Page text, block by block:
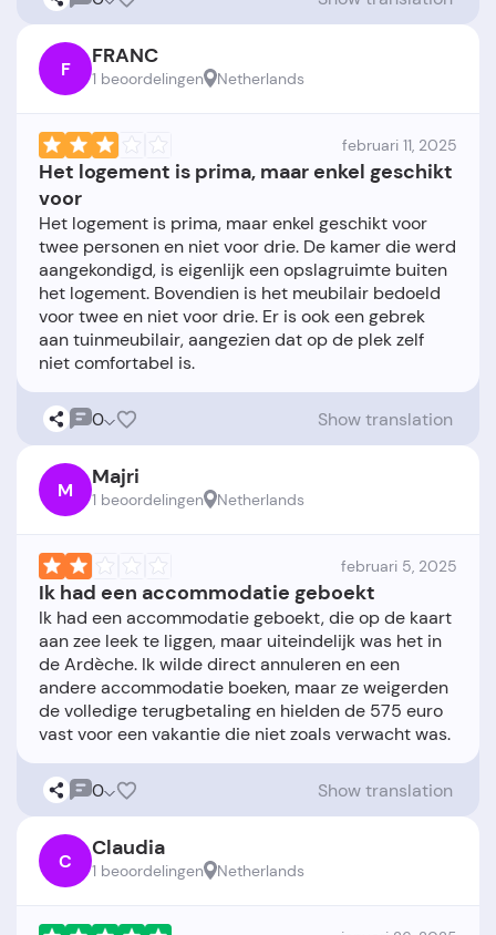
F FRANC
1 beoordelingen Netherlands
februari 11, 2025
Het logement is prima, maar enkel geschikt
voor
Het logement is prima, maar enkel geschikt voor
twee personen en niet voor drie. De kamer die werd
aangekondigd, is eigenlijk een opslagruimte buiten
het logement. Bovendien is het meubilair bedoeld
voor twee en niet voor drie. Er is ook een gebrek
aan tuinmeubilair, aangezien dat op de plek zelf
0 Show translation
M Majri
1 beoordelingen Netherlands
februari 5, 2025
Ik had een accommodatie geboekt
Ik had een accommodatie geboekt, die op de kaart
aan zee leek te liggen, maar uiteindelijk was het in
de Ardèche. Ik wilde direct annuleren en een
andere accommodatie boeken, maar ze weigerden
de volledige terugbetaling en hielden de 575 euro
0 Show translation
C Claudia
1 beoordelingen Netherlands